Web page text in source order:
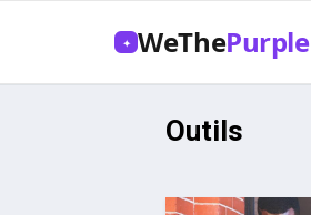
✦ WeThePurple
Outils